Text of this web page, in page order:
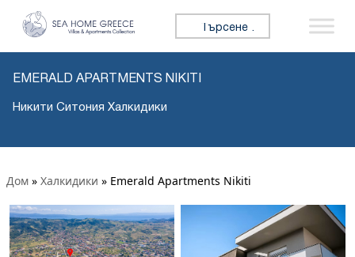
Търсене за:
EMERALD APARTMENTS NIKITI
Никити Ситония Халкидики
Дом » Халкидики » Emerald Apartments Nikiti